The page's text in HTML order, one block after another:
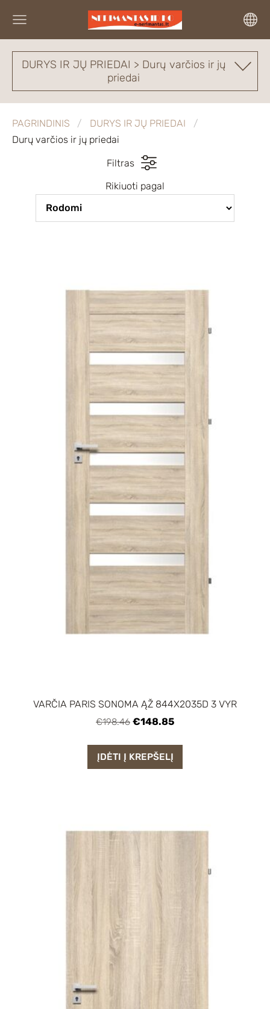
DURYS IR JŲ PRIEDAI > Durų varčios ir jų
priedai
PAGRINDINIS
DURYS IR JŲ PRIEDAI
Durų varčios ir jų priedai
Filtras
Rikiuoti pagal
VARČIA PARIS SONOMA ĄŽ 844X2035D 3 VYR
€198.46 €148.85
ĮDĖTI Į KREPŠELĮ